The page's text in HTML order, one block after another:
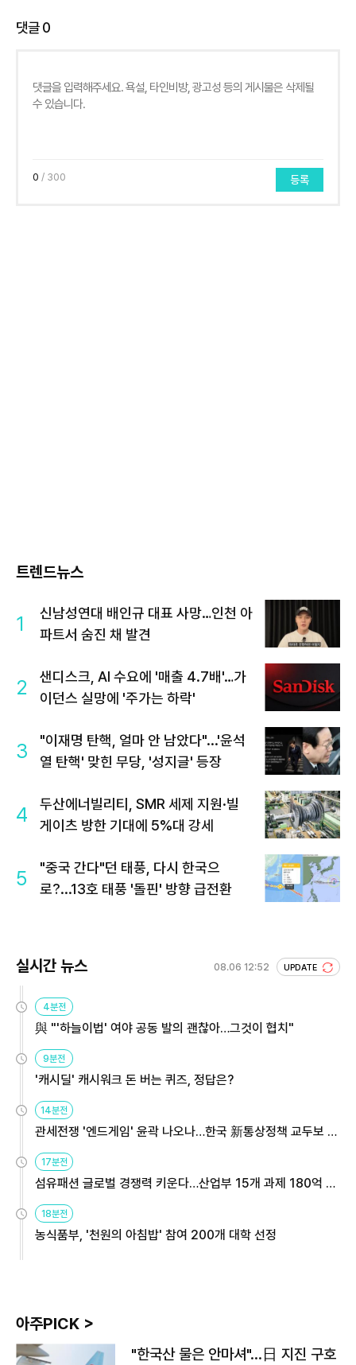
댓글0
0 / 300 등록
트렌드뉴스
1
신남성연대 배인규 대표 사망…인천 아
파트서 숨진 채 발견
2
샌디스크, AI 수요에 '매출 4.7배'…가
이던스 실망에 '주가는 하락'
3
"이재명 탄핵, 얼마 안 남았다"...'윤석
열 탄핵' 맞힌 무당, '성지글' 등장
4
두산에너빌리티, SMR 세제 지원·빌
게이츠 방한 기대에 5%대 강세
5
"중국 간다"던 태풍, 다시 한국으
로?...13호 태풍 '돌핀' 방향 급전환
실시간 뉴스 08.06 12:52 UPDATE
4분전
與 "'하늘이법' 여야 공동 발의 괜찮아…그것이 협치"
9분전
'캐시딜' 캐시워크 돈 버는 퀴즈, 정답은?
14분전
관세전쟁 '엔드게임' 윤곽 나오나…한국 新통상정책 교두보 활
용해야
17분전
섬유패션 글로벌 경쟁력 키운다…산업부 15개 과제 180억 지
원
18분전
농식품부, '천원의 아침밥' 참여 200개 대학 선정
아주PICK >
"한국산 물은 안마셔"…日 지진 구호